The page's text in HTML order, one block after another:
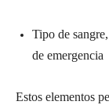
Tipo de
de emergencia
Estos elementos